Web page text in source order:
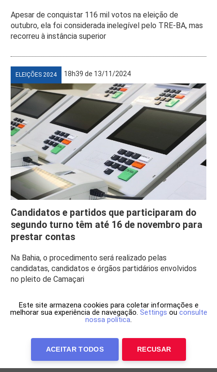
Apesar de conquistar 116 mil votos na eleição de
outubro, ela foi considerada inelegível pelo TRE-BA, mas
recorreu à instância superior
ELEIÇÕES 2024 18h39 de 13/11/2024
Candidatos e partidos que participaram do
segundo turno têm até 16 de novembro para
prestar contas
Na Bahia, o procedimento será realizado pelas
candidatas, candidatos e órgãos partidários envolvidos
no pleito de Camaçari
Este site armazena cookies para coletar informações e
melhorar sua experiência de navegação. Settings ou consulte
nossa política.
ACEITAR TODOS RECUSAR